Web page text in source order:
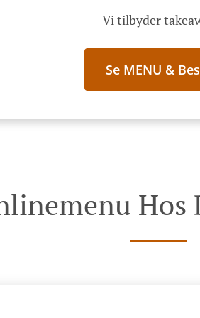
Vi tilbyder
Se MENU &